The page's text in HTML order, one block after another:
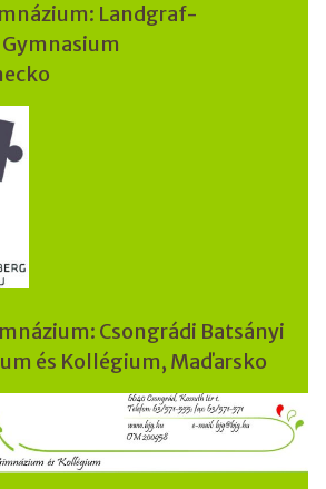
Landgraf-
Csongrádi Batsányi
és Kollégium, Maďarsko